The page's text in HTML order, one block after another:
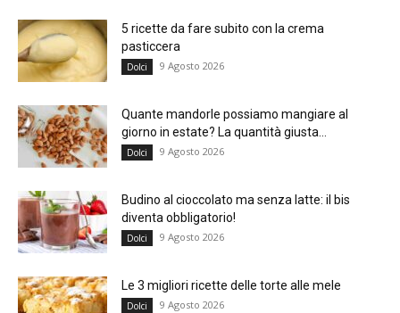
5 ricette da fare subito con la crema
pasticcera
Dolci 9 Agosto 2026
Quante mandorle possiamo mangiare al
giorno in estate? La quantità giusta...
Dolci 9 Agosto 2026
Budino al cioccolato ma senza latte: il bis
diventa obbligatorio!
Dolci 9 Agosto 2026
Le 3 migliori ricette delle torte alle mele
Dolci 9 Agosto 2026